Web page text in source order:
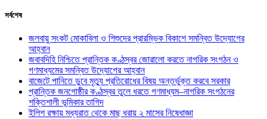
সর্বশেষ
জলবায়ু সংকট মোকাবিলা ও শিশুদের প্রারম্ভিক বিকাশে সমন্বিত উদ্যোগের
আহ্বান
জবাবদিহি নিশ্চিতে প্রান্তিক কণ্ঠস্বর জোরালো করতে নাগরিক সংগঠন ও
গণমাধ্যমের সমন্বিত উদ্যোগের আহ্বান
বাজেটে পানিতে ডুবে মৃত্যু প্রতিরোধের বিষয় অন্তর্ভুক্ত করবে সরকার
প্রান্তিক জনগোষ্ঠীর কণ্ঠস্বর তুলে ধরতে গণমাধ্যম–নাগরিক সংগঠনের
শক্তিশালী ভূমিকার তাগিদ
ইলিশ রক্ষায় মধ্যরাত থেকে মাছ ধরায় ২ মাসের নিষেধাজ্ঞা